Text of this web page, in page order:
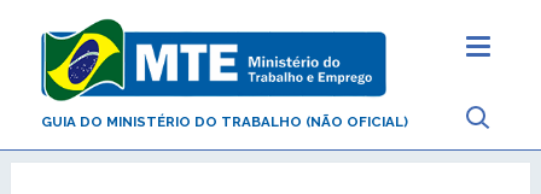
GUIA DO MINISTÉRIO DO TRABALHO (NÃO OFICIAL)